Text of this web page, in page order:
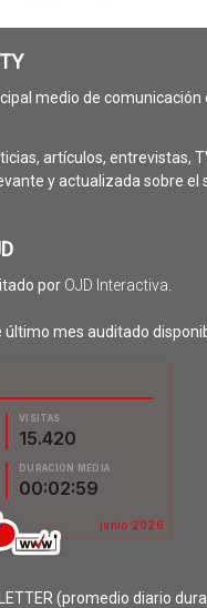
medio de comunicación
artículos, entrevistas,
y actualizada sobre el
por OJD Interactiva
último mes auditado
(promedio diario